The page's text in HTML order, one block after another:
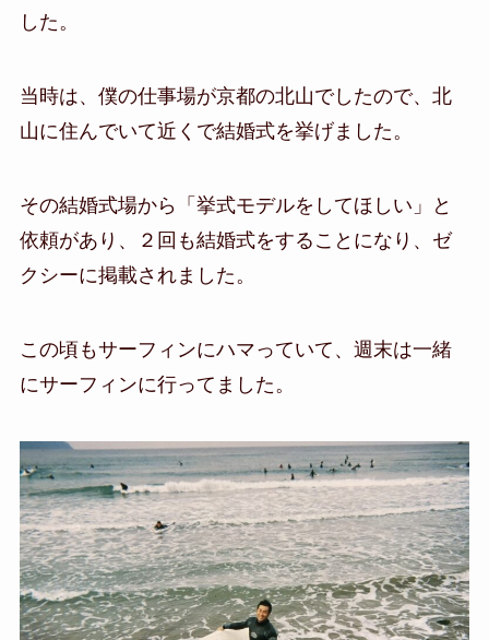
した。
当時は、僕の仕事場が京都の北山でしたので、北
山に住んでいて近くで結婚式を挙げました。
その結婚式場から「挙式モデルをしてほしい」と
依頼があり、２回も結婚式をすることになり、ゼ
クシーに掲載されました。
この頃もサーフィンにハマっていて、週末は一緒
にサーフィンに行ってました。